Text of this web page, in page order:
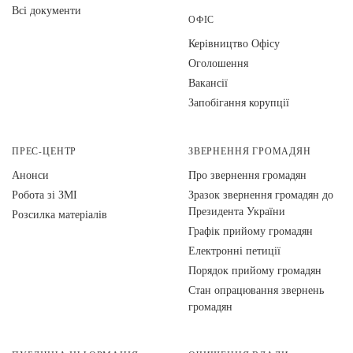
Всі документи
ОФІС
Керівництво Офісу
Оголошення
Вакансії
Запобігання корупції
ПРЕС-ЦЕНТР
Анонси
Робота зі ЗМІ
Розсилка матеріалів
ЗВЕРНЕННЯ ГРОМАДЯН
Про звернення громадян
Зразок звернення громадян до
Президента України
Графік прийому громадян
Електронні петиції
Порядок прийому громадян
Стан опрацювання звернень
громадян